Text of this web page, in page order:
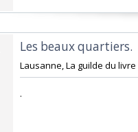
‎Les beaux quartiers. ‎
‎Lausanne, La guilde du
‎.‎